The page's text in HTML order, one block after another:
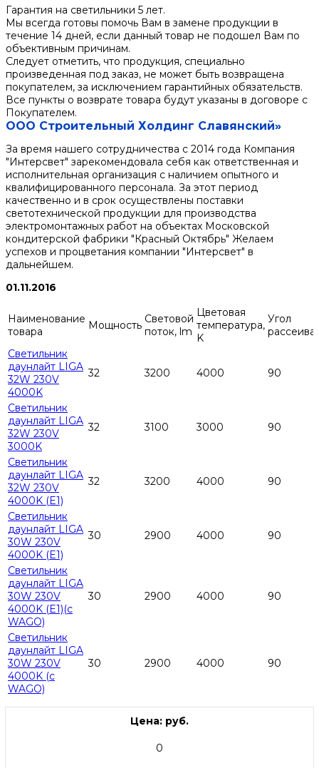
Гарантия на светильники 5 лет.
Мы всегда готовы помочь Вам в замене продукции в
течение 14 дней, если данный товар не подошел Вам по
объективным причинам.
Следует отметить, что продукция, специально
произведенная под заказ, не может быть возвращена
покупателем, за исключением гарантийных обязательств.
Все пункты о возврате товара будут указаны в договоре с
Покупателем.
ООО Строительный Холдинг Славянский»
За время нашего сотрудничества с 2014 года Компания
"Интерсвет" зарекомендовала себя как ответственная и
исполнительная организация с наличием опытного и
квалифицированного персонала. За этот период
качественно и в срок осуществлены поставки
светотехнической продукции для производства
электромонтажных работ на объектах Московской
кондитерской фабрики "Красный Октябрь" Желаем
успехов и процветания компании "Интерсвет" в
дальнейшем.
01.11.2016
Наименование
товара
Мощность Световой
поток, lm
Цветовая
температура,
K
Угол
Светильник
даунлайт LIGA
32W 230V
4000K
32 3200 4000 90
Светильник
даунлайт LIGA
32W 230V
3000K
32 3100 3000 90
Светильник
даунлайт LIGA
32W 230V
4000K (E1)
32 3200 4000 90
Светильник
даунлайт LIGA
30W 230V
4000K (E1)
30 2900 4000 90
Светильник
даунлайт LIGA
30W 230V
4000K (E1)(c
WAGO)
30 2900 4000 90
Светильник
даунлайт LIGA
30W 230V
4000K (c
WAGO)
30 2900 4000 90
Цена: руб.
0